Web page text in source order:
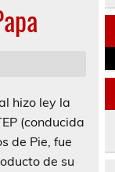
hizo ley la
(conducida
de Pie, fue
de su